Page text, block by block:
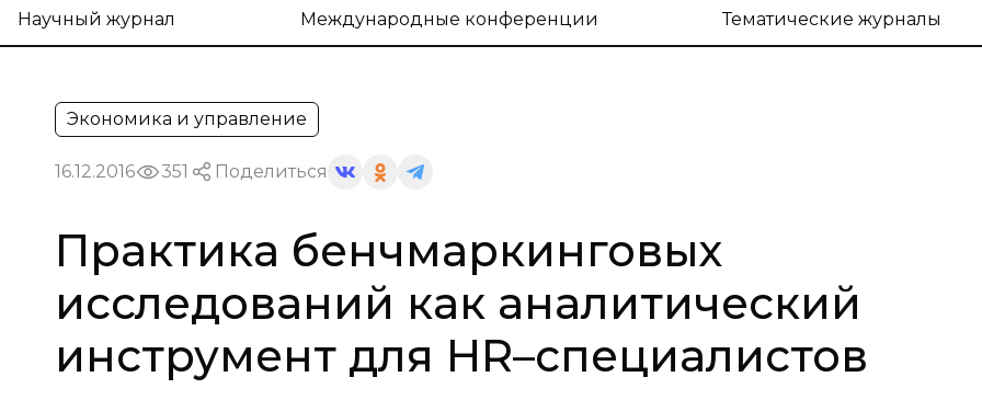
Научный журнал Международные конференции Тематические журналы
Экономика и управление
16.12.2016 351 Поделиться
Практика бенчмаркинговых
исследований как аналитический
инструмент для HR–специалистов